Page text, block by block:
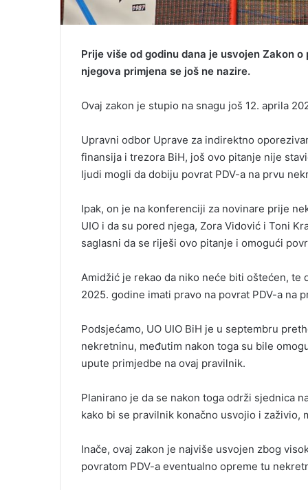
Prije više od godinu dana je usvojen Zakon
njegova primjena se još ne nazire.
Ovaj zakon je stupio na snagu još 12. aprila
Upravni odbor Uprave za indirektno
finansija i trezora BiH, još ovo pitanje nije
ljudi mogli da dobiju povrat PDV-a na prvu
Ipak, on je na konferenciji za novinare prije
UIO i da su pored njega, Zora Vidović i Toni
saglasni da se riješi ovo pitanje i omogući
Amidžić je rekao da niko neće biti oštećen, te
2025. godine imati pravo na povrat PDV-a na
Podsjećamo, UO UIO BiH je u septembru
nekretninu, međutim nakon toga su bile
upute primjedbe na ovaj pravilnik.
Planirano je da se nakon toga održi sjednica
kako bi se pravilnik konačno usvojio i zaživio,
Inače, ovaj zakon je najviše usvojen zbog
povratom PDV-a eventualno opreme tu